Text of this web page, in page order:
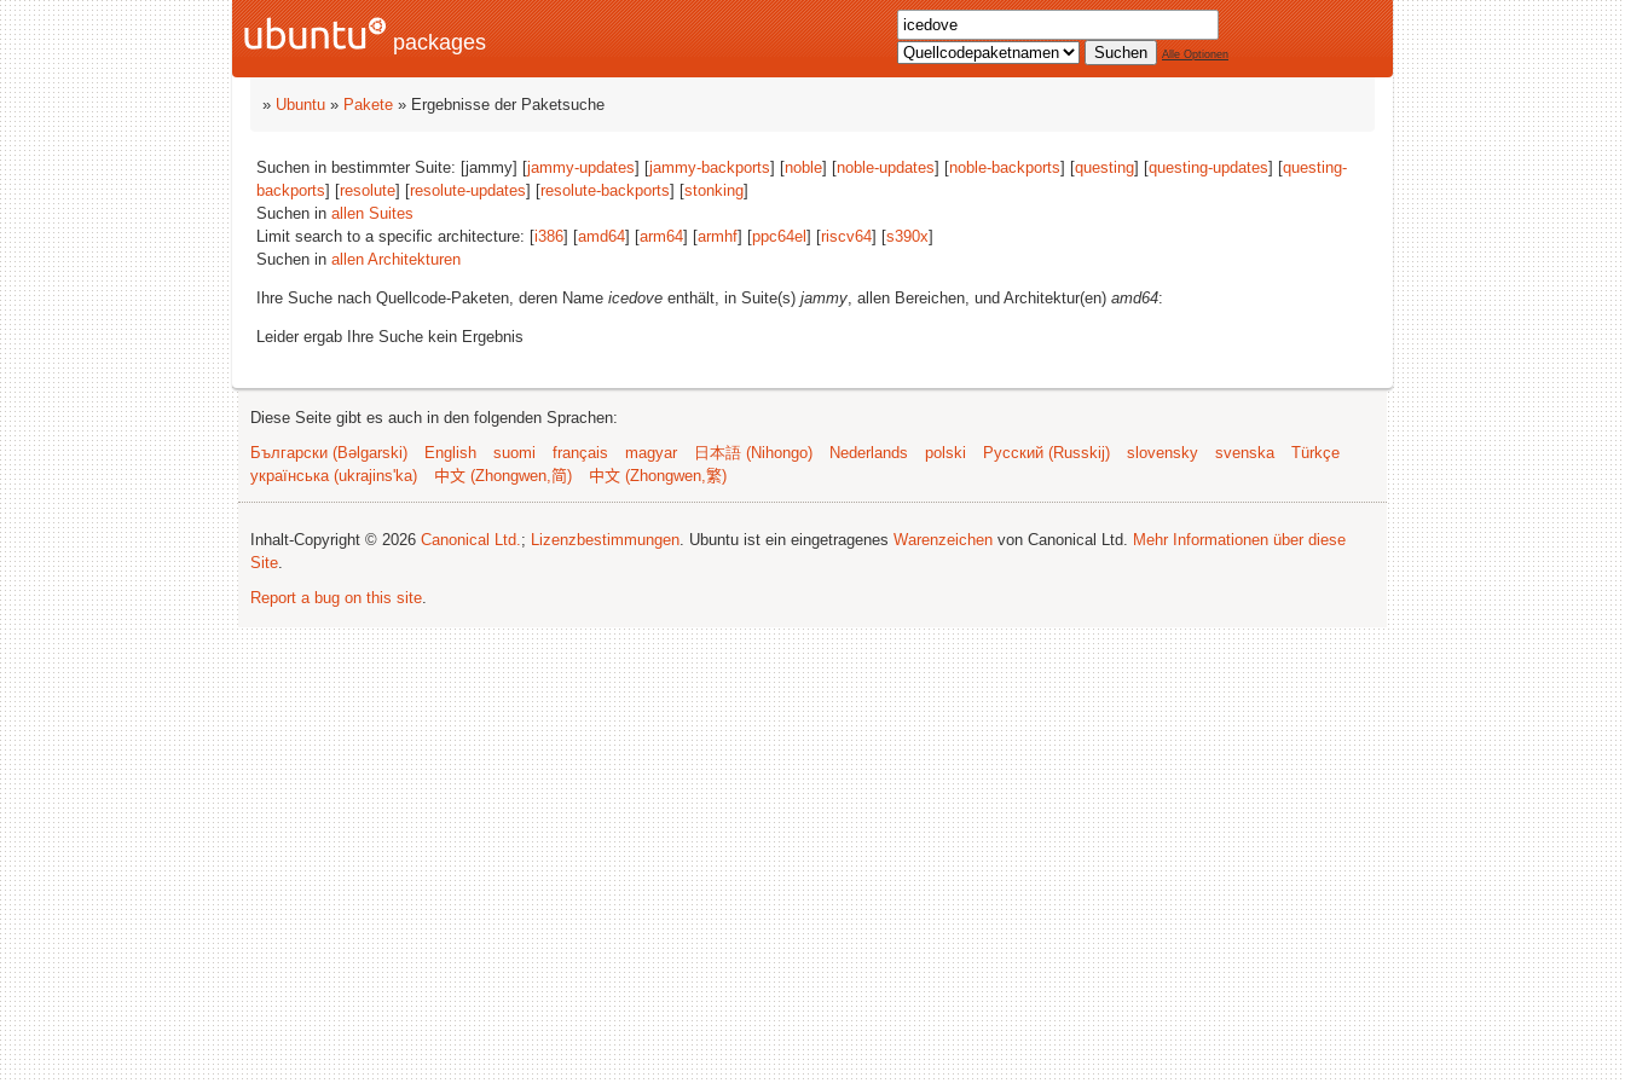
packages Alle Optionen
» Ubuntu » Pakete » Ergebnisse der Paketsuche
Suchen in bestimmter Suite: [jammy] [jammy-updates] [jammy-backports] [noble] [noble-updates] [noble-backports] [questing] [questing-updates] [questing-
backports] [resolute] [resolute-updates] [resolute-backports] [stonking]
Suchen in allen Suites
Limit search to a specific architecture: [i386] [amd64] [arm64] [armhf] [ppc64el ] [riscv64] [s390x]
Suchen in allen Architekturen
Ihre Suche nach Quellcode-Paketen, deren Name icedove enthält, in Suite(s) jammy, allen Bereichen, und Architektur(en) amd64:
Leider ergab Ihre Suche kein Ergebnis
Diese Seite gibt es auch in den folgenden Sprachen:
Български (Bəlgarski)
English suomi français magyar 日本語 (Nihongo) Nederlands polski Русский (Russkij) slovensky svenska
Türkçe
українська (ukrajins'ka)
中文 (Zhongwen,简) 中文 (Zhongwen,繁)
Inhalt-Copyright © 2026 Canonical Ltd.; Lizenzbestimmungen. Ubuntu ist ein eingetragenes Warenzeichen von Canonical Ltd. Mehr Informationen über diese
Site.
Report a bug on this site.